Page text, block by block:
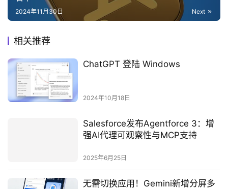
Next
2024年11月30日
相关推荐
ChatGPT 登陆 Windows
2024年10月18日
Salesforce发布Agentforce 3：增
强AI代理可观察性与MCP支持
2025年6月25日
无需切换应用！Gemini新增分屏多